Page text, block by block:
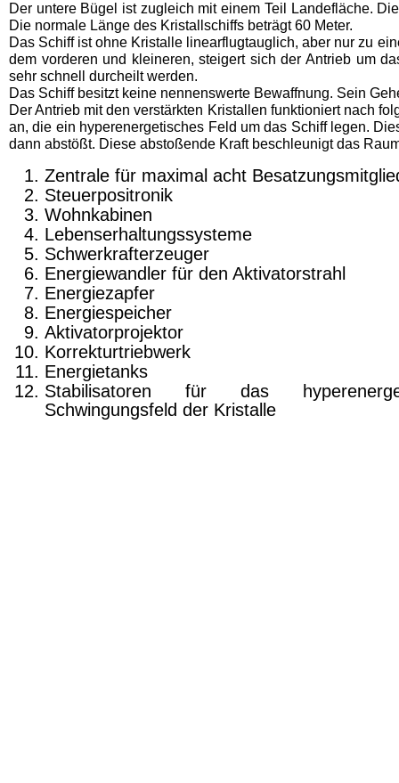
Der untere Bügel ist zugleich mit einem Teil Landefläche.
Die normale Länge des Kristallschiffs beträgt 60 Meter.
Das Schiff ist ohne Kristalle linearflugtauglich, aber nur zu
dem vorderen und kleineren, steigert sich der Antrieb um
sehr schnell durch­eilt werden.
Das Schiff besitzt keine nennenswerte Bewaffnung. Sein
Der Antrieb mit den verstärkten Kristallen funktio­niert nach
an, die ein hyperenergetisches Feld um das Schiff legen.
dann abstößt. Diese abstoßende Kraft beschleunigt das
Zentrale für maximal acht
Steuerpositronik
Wohnkabinen
Lebenser­haltungssysteme
Schwerkrafterzeuger
Ener­giewandler für den Aktivatorstrahl
Energiezap­fer
Energiespeicher
Aktivatorprojektor
Korrekturtriebwerk
Energietanks
Stabilisa­toren für das
Schwingungsfeld der Kristalle